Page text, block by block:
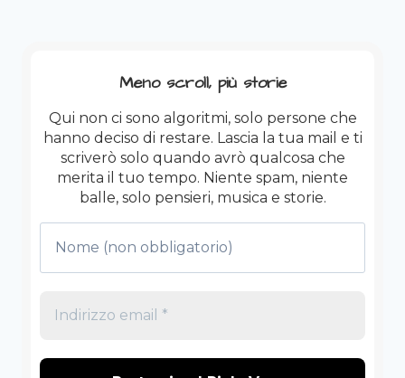
Meno scroll, più storie
Qui non ci sono algoritmi, solo persone che
hanno deciso di restare. Lascia la tua mail e ti
scriverò solo quando avrò qualcosa che
merita il tuo tempo. Niente spam, niente
balle, solo pensieri, musica e storie.